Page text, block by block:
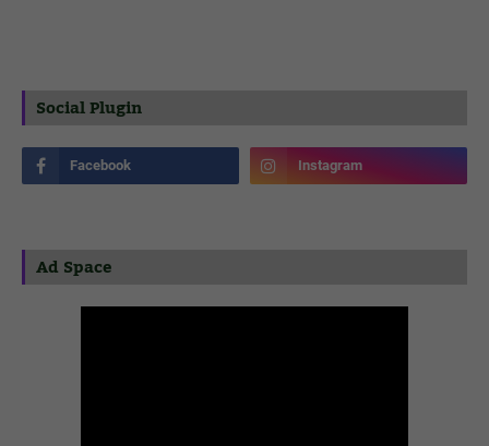
Social Plugin
Ad Space